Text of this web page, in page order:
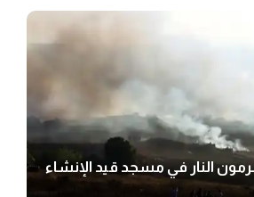
النار في مسجد قيد الإنشاء